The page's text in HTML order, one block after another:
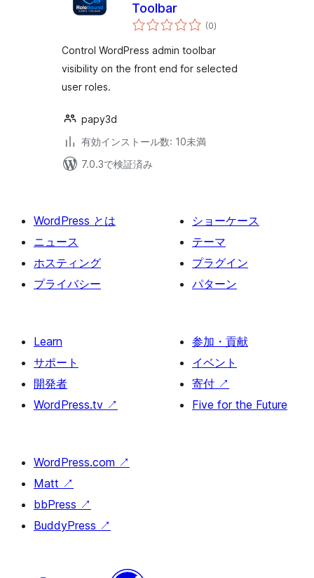
Toolbar
(0個
の
価
)
Control WordPress admin toolbar
visibility on the front end for selected
user roles.
papy3d
有効インストール数: 10未満
7.0.3で検証済み
WordPress とは
ニュース
ホスティング
プライバシー
ショーケース
テーマ
プラグイン
パターン
Learn
サポート
開発者
WordPress.tv ↗
参加・貢献
イベント
寄付 ↗
Five for the Future
WordPress.com ↗
Matt ↗
bbPress ↗
BuddyPress ↗